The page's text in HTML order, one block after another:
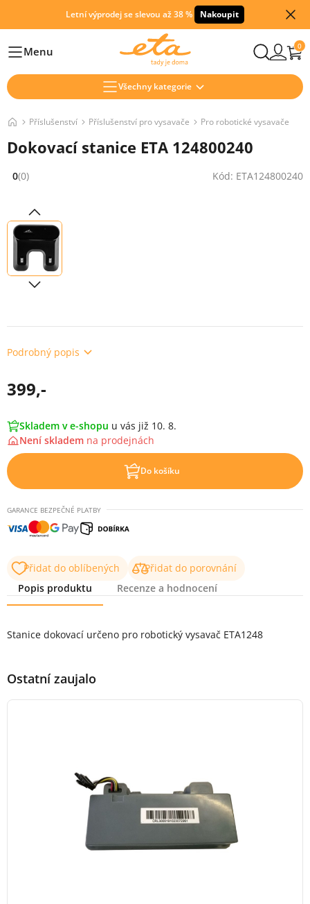
Letní výprodej se slevou až 38 % Nakoupit
HlavníMenu 0
Všechny kategorie
Příslušenství Příslušenství pro vysavače Pro robotické vysavače
Dokovací stanice ETA 124800240
Hodnocení: 0 z 5 (0 recenzí)
0(0) Kód: ETA124800240
Podrobný popis
399,-
Skladem v e-shopu u vás již 10. 8.
Není skladem na prodejnách
Do košíku
GARANCE BEZPEČNÉ PLATBY
Přidat do oblíbených
Přidat do porovnání
Popis produktu
Recenze a hodnocení
Stanice dokovací určeno pro robotický vysavač ETA1248
Ostatní zaujalo